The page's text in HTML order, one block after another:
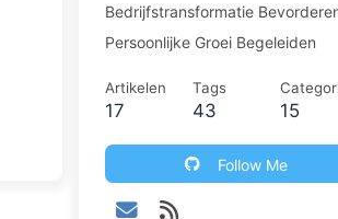
Bedrijfstransformatie
Persoonlijke Groei Begeleiden
Artikelen
17
Tags
43 15
Follow Me